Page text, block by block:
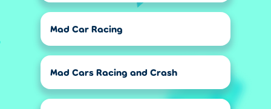
Mad Car Racing
Mad Cars Racing and Crash